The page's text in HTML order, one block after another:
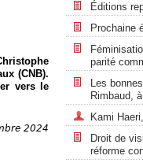
(CNB).
vers le
2024
Éditions
Prochaine
parité
Les
Rimbaud,
Kami
Droit de
réforme